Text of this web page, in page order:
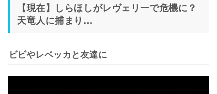
【現在】しらほしがレヴェリーで危機に？
天竜人に捕まり…
ビビやレベッカと友達に